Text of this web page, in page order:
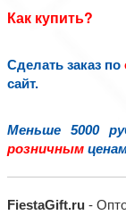
Как купить?
Сделать заказ по
сайт.
Меньше 5000
розничным
FiestaGift.ru -